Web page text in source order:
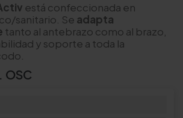
está confeccionada en
sanitario. Se adapta
tanto al antebrazo como al brazo,
y soporte a toda la
OSC